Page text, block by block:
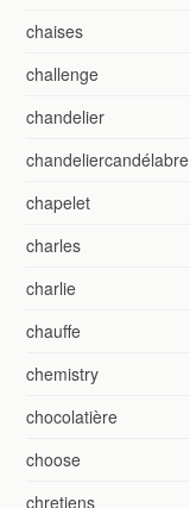
chaises
challenge
chandelier
chandeliercandélabre
chapelet
charles
charlie
chauffe
chemistry
chocolatière
choose
chretiens